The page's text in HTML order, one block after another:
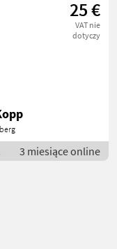
25 €
VAT nie
dotyczy
3 miesiące online